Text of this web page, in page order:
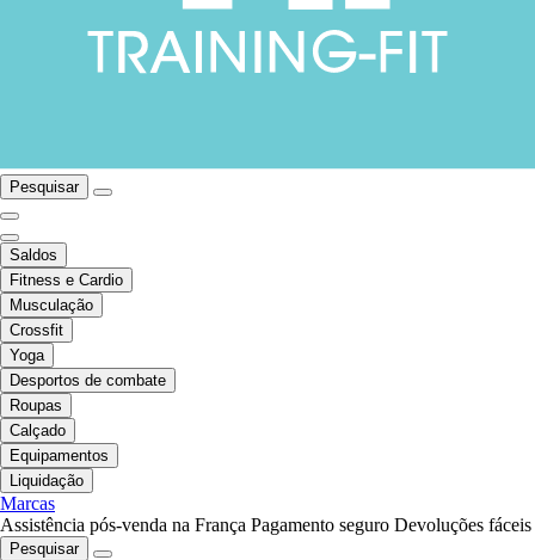
Pesquisar
Saldos
Fitness e Cardio
Musculação
Crossfit
Yoga
Desportos de combate
Roupas
Calçado
Equipamentos
Liquidação
Marcas
Assistência pós-venda na França Pagamento seguro Devoluções fáceis
Pesquisar